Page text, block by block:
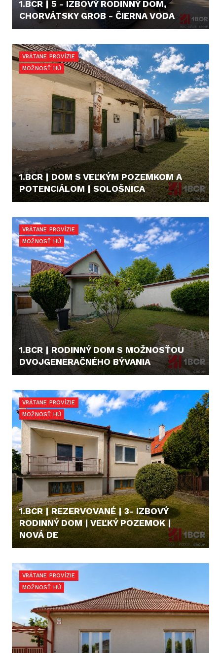
1.BCR | 5 - IZBOVÝ RODINNÝ DOM,
CHORVÁTSKY GROB - ČIERNA VODA
VRÁTANE PROVÍZIE
MOŽNOSŤ HÚ
1.BCR | DOM S VEĽKÝM POZEMKOM A
POTENCIÁLOM | SOLOŠNICA
VRÁTANE PROVÍZIE
MOŽNOSŤ HÚ
1.BCR | RODINNÝ DOM S MOŽNOSŤOU
DVOJGENERAČNÉHO BÝVANIA
VRÁTANE PROVÍZIE
MOŽNOSŤ HÚ
1.BCR | REZERVOVANÉ | 3- IZBOVÝ
RODINNÝ DOM | VEĽKÝ POZEMOK |
NOVÁ DE
VRÁTANE PROVÍZIE
MOŽNOSŤ HÚ